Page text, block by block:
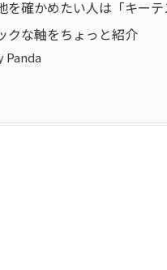
を確かめたい人は「キー
クな軸をちょっと紹介
Panda